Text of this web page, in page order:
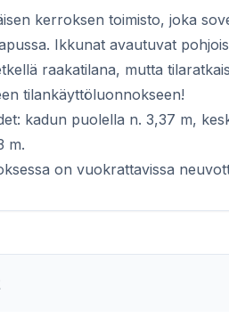
kerroksen toimisto, joka
Ikkunat avautuvat
raakatilana, mutta
tilankäyttöluonnokseen!
kadun puolella n. 3,37 m,
m.
on vuokrattavissa